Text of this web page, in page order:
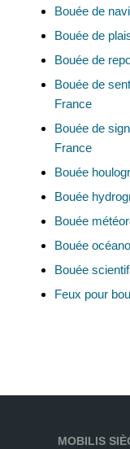
Bouée de
Bouée de
Bouée de
Bouée de
France
Bouée de
France
Bouée
Bouée
Bouée
Bouée
Bouée
Feux pour
MOBILIS